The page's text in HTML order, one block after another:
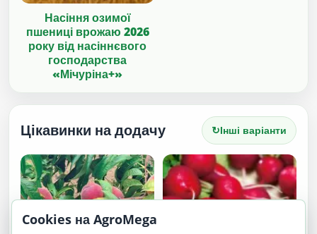
Насіння озимої
пшениці врожаю 2026
року від насіннєвого
господарства
«Мічуріна+»
Цікавинки на додачу ↻Інші варіанти
Cookies на AgroMega